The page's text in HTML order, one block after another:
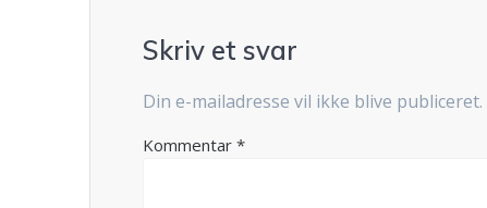
Skriv et svar
Din e-mailadresse vil ikke blive publiceret.
Kommentar*